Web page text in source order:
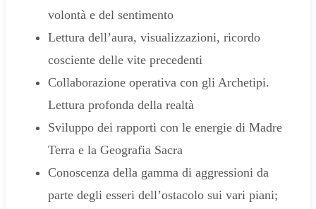
volontà e del sentimento
Lettura dell’aura, visualizzazioni, ricordo
cosciente delle vite precedenti
Collaborazione operativa con gli Archetipi.
Lettura profonda della realtà
Sviluppo dei rapporti con le energie di Madre
Terra e la Geografia Sacra
Conoscenza della gamma di aggressioni da
parte degli esseri dell’ostacolo sui vari piani;